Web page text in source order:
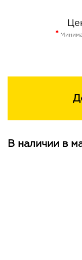
CITRONELLOL,
EDTA,
2,4-
CETEARETH-25,
*
В наличии в